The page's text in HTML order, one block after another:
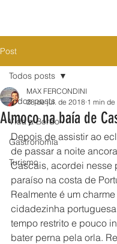
Post
Todos posts
Vida a Bordo
Gastronomia
Turismo
Todos posts
Almoço na baía de
MAX FERCONDINI
28 de jul. de 2018 1 min
Depois de assistir ao
de passar a noite
Cascais, acordei nesse
paraíso na costa de
Realmente é um
cidadezinha
tempo restrito e pouco
bater perna pela orla.